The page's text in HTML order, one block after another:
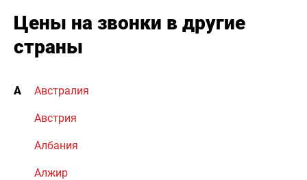
Цены на звонки в другие
страны
А Австралия
Австрия
Албания
Алжир